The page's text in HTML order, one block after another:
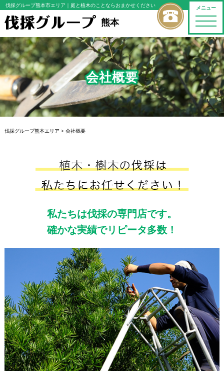
メニュー
toggle
伐採グループ熊本市エリア ｜庭と植木のことならおまかせください
熊本
会社概要
伐採グループ熊本エリア > 会社概要
私たちは伐採の専門店です。
確かな実績でリピータ多数！